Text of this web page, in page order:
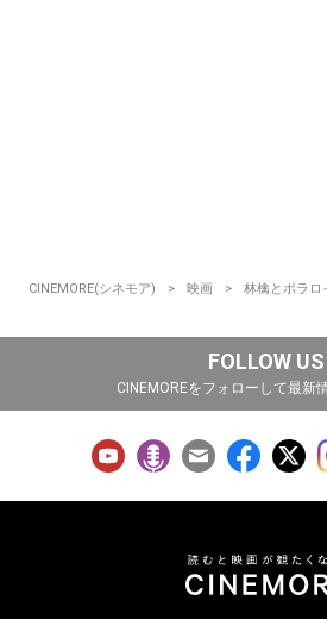
CINEMORE(シネモア) 映画 林檎とポラロ
FOLLOW US
CINEMOREをフォローして最新